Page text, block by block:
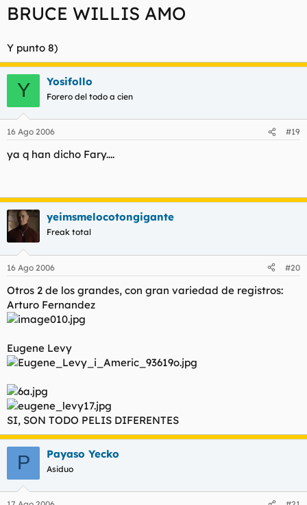
BRUCE WILLIS AMO
Y punto 8)
Y Yosifollo
Forero del todo a cien
16 Ago 2006 #19
ya q han dicho Fary....
yeimsmelocotongigante
Freak total
16 Ago 2006 #20
Otros 2 de los grandes, con gran variedad de registros:
Arturo Fernandez
Eugene Levy
SI, SON TODO PELIS DIFERENTES
P Payaso Yecko
Asiduo